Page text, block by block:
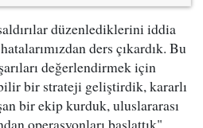
düzenlediklerini iddia
ders çıkardık. Bu
değerlendirmek için
bir strateji geliştirdik, kararlı
bir ekip kurduk, uluslararası
operasyonları başlattık"